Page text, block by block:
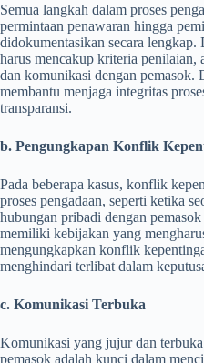
Semua langkah dalam proses
permintaan penawaran hingga
didokumentasikan secara
harus mencakup kriteria penilaian,
dan komunikasi dengan pemasok.
membantu menjaga integritas
transparansi.
b. Pengungkapan Konflik
Pada beberapa kasus, konflik
proses pengadaan, seperti ketika
hubungan pribadi dengan
memiliki kebijakan yang
mengungkapkan konflik
menghindari terlibat dalam
c. Komunikasi Terbuka
Komunikasi yang jujur dan terbuka
pemasok adalah kunci dalam